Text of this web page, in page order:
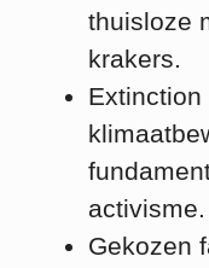
thuisloze
krakers.
Extinction
activisme.
Gekozen